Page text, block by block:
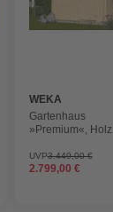
WEKA
Gartenhaus
»Premium«, Holz,
cm (Außenmaße
Dachüberstand)
UVP3.449,00 €
2.799,00 €